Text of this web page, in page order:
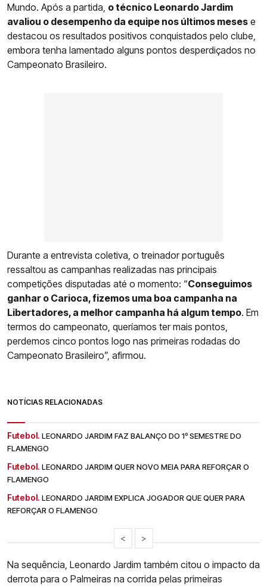
Mundo. Após a partida, o técnico Leonardo Jardim
avaliou o desempenho da equipe nos últimos meses e
destacou os resultados positivos conquistados pelo clube,
embora tenha lamentado alguns pontos desperdiçados no
Campeonato Brasileiro.
Durante a entrevista coletiva, o treinador português
ressaltou as campanhas realizadas nas principais
competições disputadas até o momento: “Conseguimos
ganhar o Carioca, fizemos uma boa campanha na
Libertadores, a melhor campanha há algum tempo. Em
termos do campeonato, queríamos ter mais pontos,
perdemos cinco pontos logo nas primeiras rodadas do
Campeonato Brasileiro”, afirmou.
NOTÍCIAS RELACIONADAS
Futebol. LEONARDO JARDIM FAZ BALANÇO DO 1º SEMESTRE DO
FLAMENGO
Futebol. LEONARDO JARDIM QUER NOVO MEIA PARA REFORÇAR O
FLAMENGO
Futebol. LEONARDO JARDIM EXPLICA JOGADOR QUE QUER PARA
REFORÇAR O FLAMENGO
< >
Na sequência, Leonardo Jardim também citou o impacto da
derrota para o Palmeiras na corrida pelas primeiras